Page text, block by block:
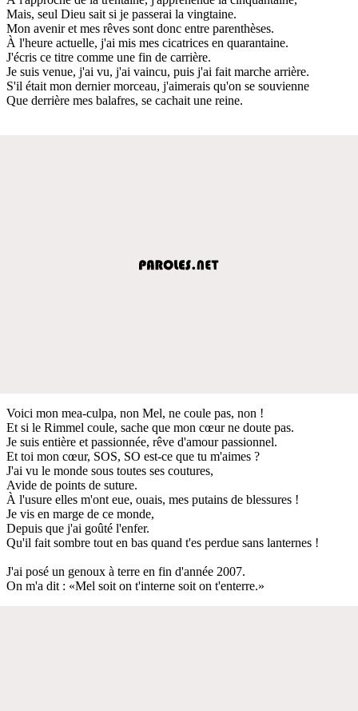
Mais, seul Dieu sait si je passerai la vingtaine.
Mon avenir et mes rêves sont donc entre parenthèses.
À l'heure actuelle, j'ai mis mes cicatrices en quarantaine.
J'écris ce titre comme une fin de carrière.
Je suis venue, j'ai vu, j'ai vaincu, puis j'ai fait marche arrière.
S'il était mon dernier morceau, j'aimerais qu'on se souvienne
Que derrière mes balafres, se cachait une reine.
Voici mon mea-culpa, non Mel, ne coule pas, non !
Et si le Rimmel coule, sache que mon cœur ne doute pas.
Je suis entière et passionnée, rêve d'amour passionnel.
Et toi mon cœur, SOS, SO est-ce que tu m'aimes ?
J'ai vu le monde sous toutes ses coutures,
Avide de points de suture.
À l'usure elles m'ont eue, ouais, mes putains de blessures !
Je vis en marge de ce monde,
Depuis que j'ai goûté l'enfer.
Qu'il fait sombre tout en bas quand t'es perdue sans lanternes !
J'ai posé un genoux à terre en fin d'année 2007.
On m'a dit : «Mel soit on t'interne soit on t'enterre.»